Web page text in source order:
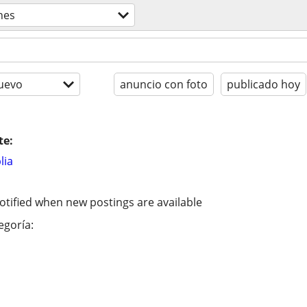
anuncio con foto publicado hoy
when new postings are available